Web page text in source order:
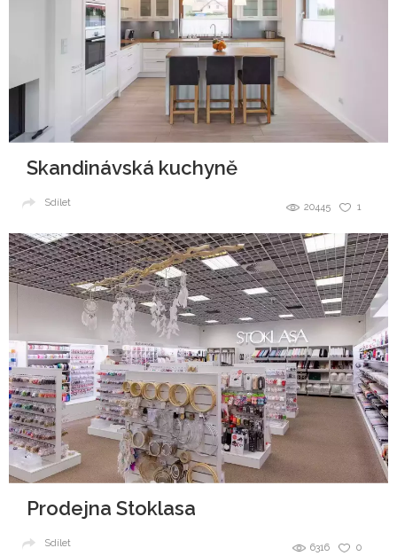
Skandinávská kuchyně
1
20445
Sdílet
Prodejna Stoklasa
0
6316
Sdílet